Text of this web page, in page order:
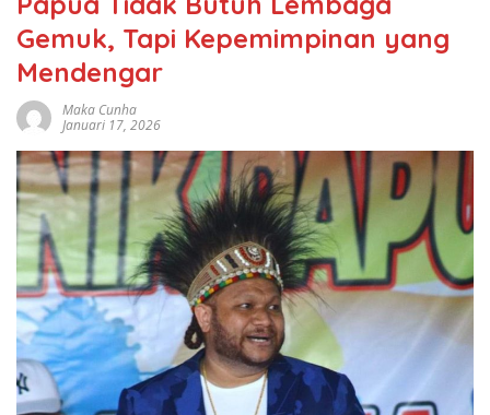
Gemuk, Tapi Kepemimpinan yang
Mendengar
Maka Cunha
Januari 17, 2026